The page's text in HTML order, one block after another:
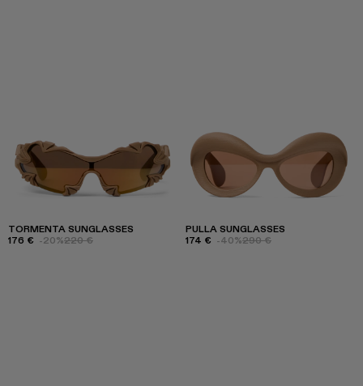
TORMENTA SUNGLASSES
176 € -20%220 €
PULLA SUNGLASSES
174 € -40%290 €